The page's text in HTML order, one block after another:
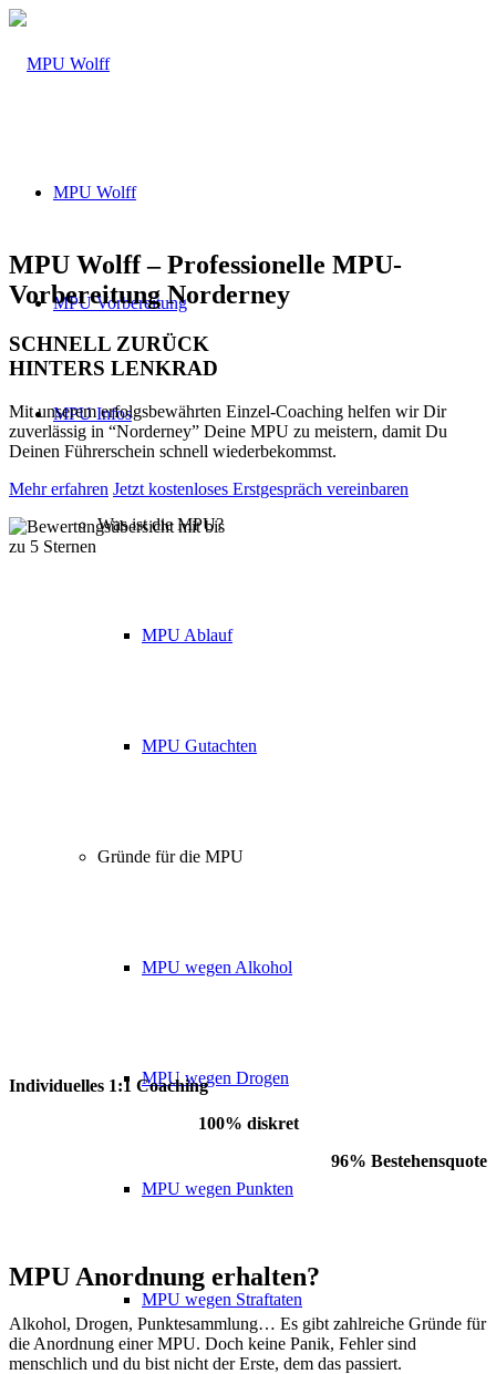
MPU Wolff
MPU Vorbereitung
MPU Infos
Was ist die MPU?
MPU Ablauf
MPU Gutachten
Gründe für die MPU
MPU wegen Alkohol
MPU wegen Drogen
MPU wegen Punkten
MPU wegen Straftaten
MPU Wolff – Professionelle MPU-
Vorbereitung Norderney
SCHNELL ZURÜCK
HINTERS LENKRAD
Mit unserem erfolgsbewährten Einzel-Coaching helfen wir Dir
zuverlässig in “Norderney” Deine MPU zu meistern, damit Du
Deinen Führerschein schnell wiederbekommst.
Mehr erfahren Jetzt kostenloses Erstgespräch vereinbaren
Individuelles 1:1 Coaching
100% diskret
96% Bestehensquote
MPU Anordnung erhalten?
Alkohol, Drogen, Punktesammlung… Es gibt zahlreiche Gründe für
die Anordnung einer MPU. Doch keine Panik, Fehler sind
menschlich und du bist nicht der Erste, dem das passiert.